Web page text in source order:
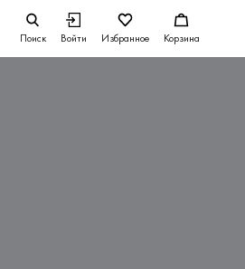
Поиск Войти Избранное Корзина